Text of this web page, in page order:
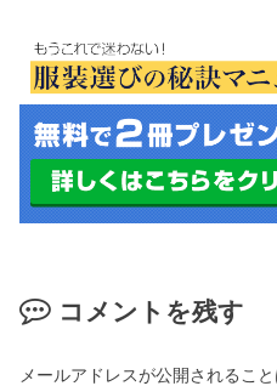
コメントを残す
メールアドレスが公開されること